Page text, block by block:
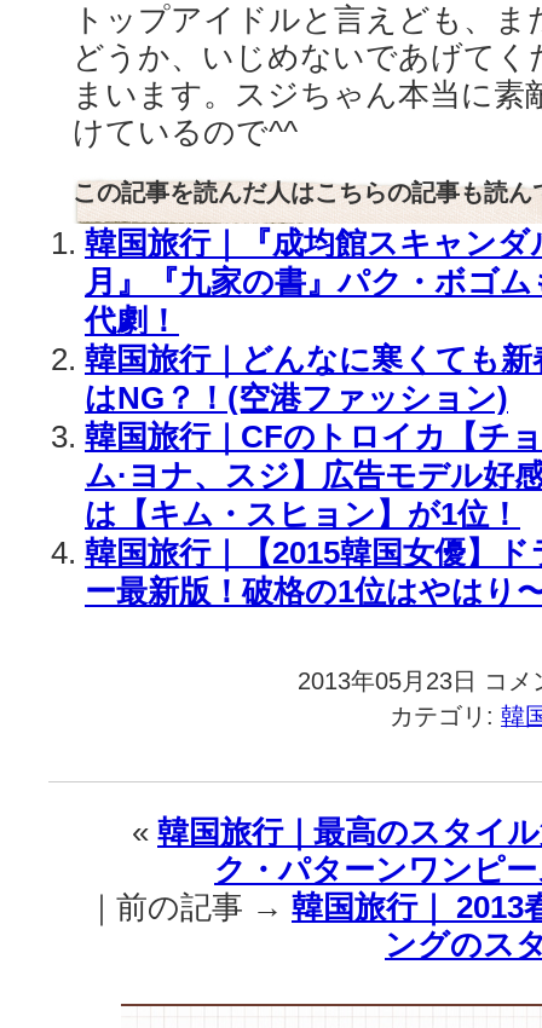
トップアイドルと言えども、
どうか、いじめないであげて
まいます。スジちゃん本当に素
けているので^^
この記事を読んだ人はこちらの記事も読ん
韓国旅行｜『成均館スキャン
月』『九家の書』パク・ボゴ
代劇！
韓国旅行｜どんなに寒くても
はNG？！(空港ファッション)
韓国旅行｜CFのトロイカ【チ
ム·ヨナ、スジ】広告モデル好
は【キム・スヒョン】が1位！
韓国旅行｜【2015韓国女優】
ー最新版！破格の1位はやはり
2013年05月23日
韓
旅
｜
売
れ
っ
子
ア
コメ
カテゴリ: 韓
« 韓国旅行｜最高のスタイ
ク・パターンワンピ
｜前の記事 → 韓国旅行｜ 2013
ングのス